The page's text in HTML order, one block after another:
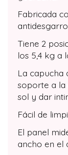
Fabricada
Tiene 2
los 5,4 kg a
La capucha
soporte a la
sol y dar
Fácil de
El panel
ancho en el